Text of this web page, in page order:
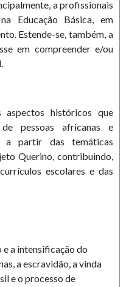
a profissionais
Educação Básica, em
Estende-se, também, a
em compreender e/ou
aspectos históricos que
pessoas africanas e
a partir das temáticas
Querino, contribuindo,
escolares e das
e a intensificação do
a escravidão, a vinda
e o processo de